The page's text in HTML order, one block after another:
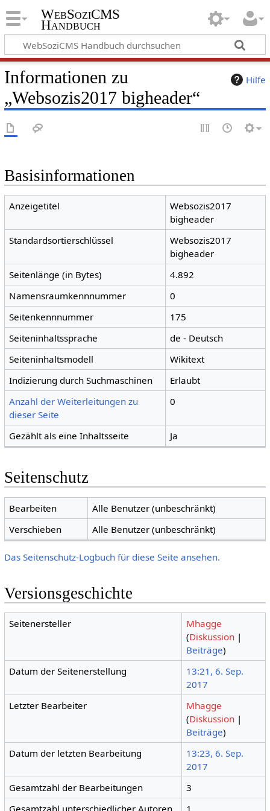
WebSoziCMS
Handbuch
Hilfe
Informationen zu
„Websozis2017 bigheader“
Basisinformationen
Anzeigetitel
Websozis2017
bigheader
Standardsortierschlüssel
Websozis2017
bigheader
Seitenlänge (in Bytes)
4.892
Namensraumkennnummer
0
Seitenkennnummer
175
Seiteninhaltssprache
de - Deutsch
Seiteninhaltsmodell
Wikitext
Indizierung durch Suchmaschinen
Erlaubt
Anzahl der Weiterleitungen zu
dieser Seite
0
Gezählt als eine Inhaltsseite Ja
Seitenschutz
Bearbeiten
Alle Benutzer (unbeschränkt)
Verschieben
Alle Benutzer (unbeschränkt)
Das Seitenschutz-Logbuch für diese Seite ansehen.
Versionsgeschichte
Seitenersteller
Mhagge
(Diskussion |
Beiträge)
Datum der Seitenerstellung
13:21, 6. Sep.
2017
Letzter Bearbeiter
Mhagge
(Diskussion |
Beiträge)
Datum der letzten Bearbeitung
13:23, 6. Sep.
2017
Gesamtzahl der Bearbeitungen
3